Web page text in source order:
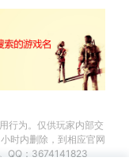
行为。仅供玩家内部交
时内删除，到相应官网
QQ：3674141823